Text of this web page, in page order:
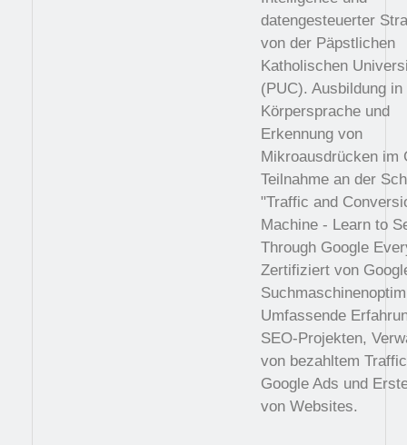
datengesteuerter
von der Päpstlichen
Katholischen
(PUC). Ausbildung in
Körpersprache und
Erkennung von
Mikroausdrücken im
Teilnahme an der
"Traffic and
Machine - Learn to
Through Google
Zertifiziert von
Umfassende
SEO-Projekten,
von bezahltem
Google Ads und
von Websites.